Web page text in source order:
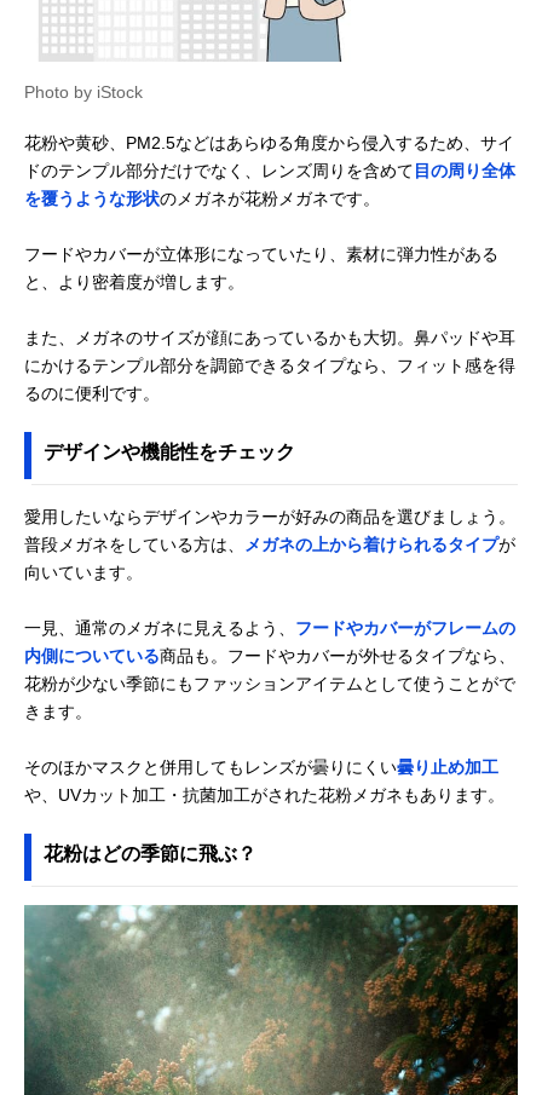
Photo by iStock
花粉や黄砂、PM2.5などはあらゆる角度から侵入するため、サイ
ドのテンプル部分だけでなく、レンズ周りを含めて 目の周り全体
を覆うような形状のメガネが花粉メガネです。
フードやカバーが立体形になっていたり、素材に弾力性がある
と、より密着度が増します。
また、メガネのサイズが顔にあっているかも大切。鼻パッドや耳
にかけるテンプル部分を調節できるタイプなら、フィット感を得
るのに便利です。
デザインや機能性をチェック
愛用したいならデザインやカラーが好みの商品を選びましょう。
普段メガネをしている方は、
メガネの上から着けられるタイプが
向いています。
一見、通常のメガネに見えるよう、 フードやカバーがフレームの
内側についている商品も。フードやカバーが外せるタイプなら、
花粉が少ない季節にもファッションアイテムとして使うことがで
きます。
そのほかマスクと併用してもレンズが曇りにくい曇り止め加工
や、UVカット加工・抗菌加工がされた花粉メガネもあります。
花粉はどの季節に飛ぶ？